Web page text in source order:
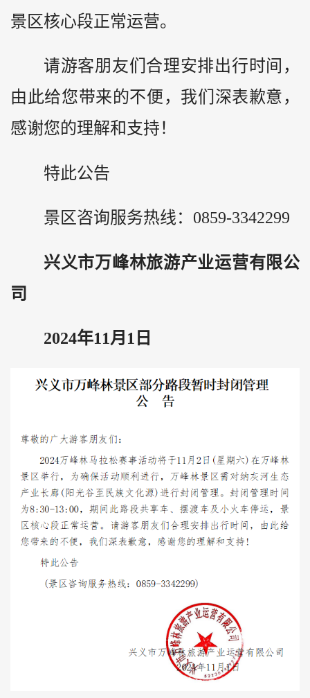
景区核心段正常运营。
请游客朋友们合理安排出行时间，
由此给您带来的不便，我们深表歉意，
感谢您的理解和支持！
特此公告
景区咨询服务热线：0859-3342299
兴义市万峰林旅游产业运营有限公
司
2024年11月1日